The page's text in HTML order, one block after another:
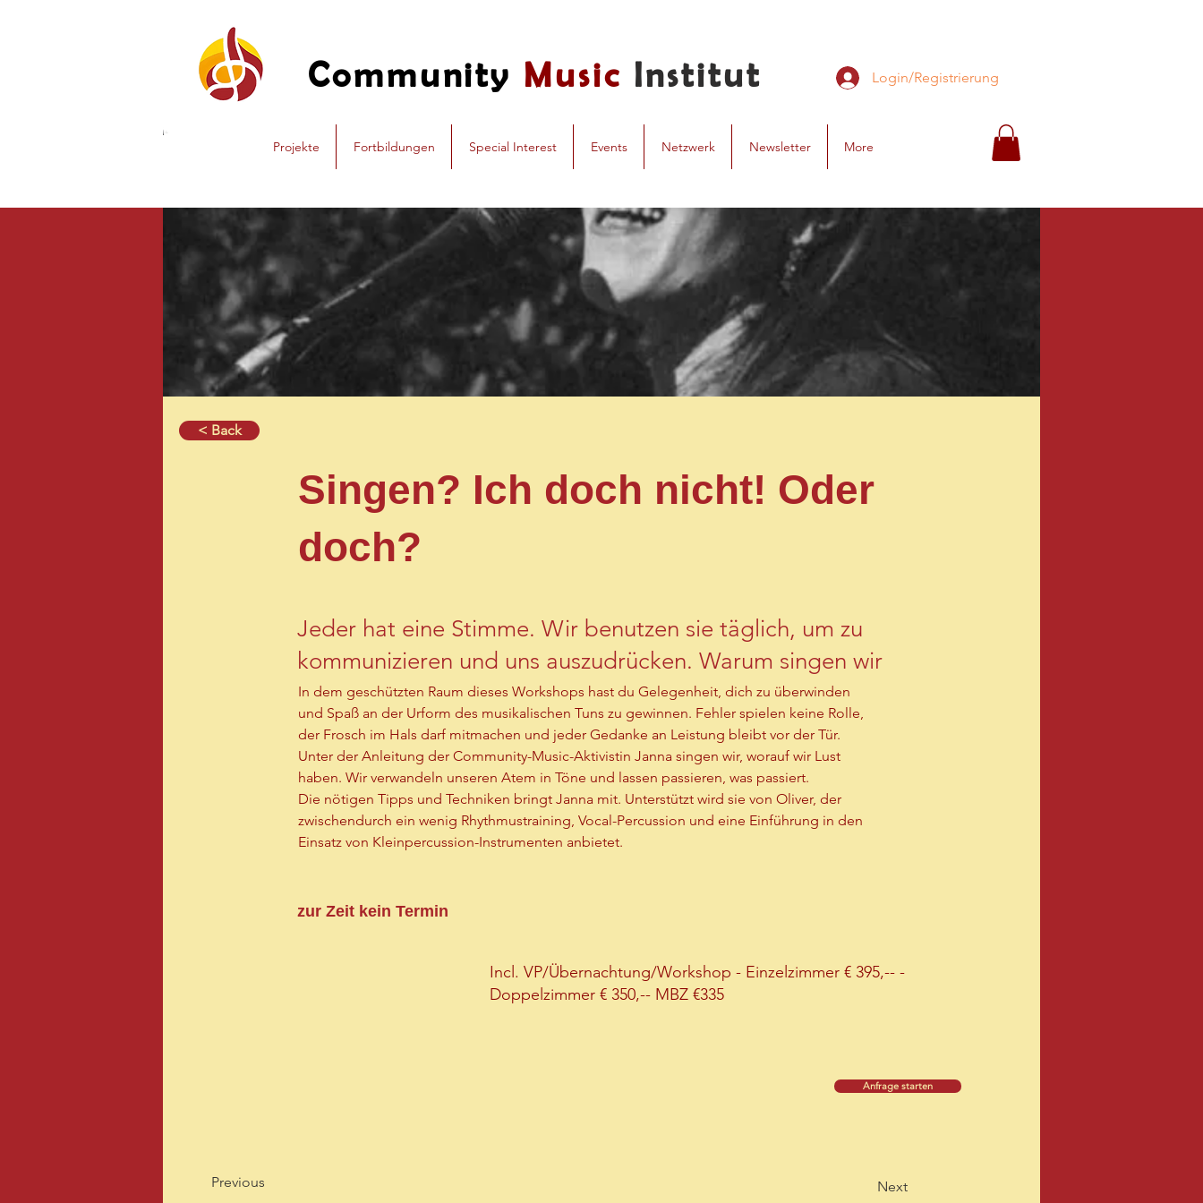
Community Music Institut Login/Registrierung
Projekte Fortbildungen Special Interest Events Netzwerk Newsletter More
< Back
Singen? Ich doch nicht! Oder
doch?
Jeder hat eine Stimme. Wir benutzen sie täglich, um zu
kommunizieren und uns auszudrücken. Warum singen wir
aber nicht (mehr), außer vielleicht unter der Dusche.
In dem geschützten Raum dieses Workshops hast du Gelegenheit, dich zu überwinden
und Spaß an der Urform des musikalischen Tuns zu gewinnen. Fehler spielen keine Rolle,
der Frosch im Hals darf mitmachen und jeder Gedanke an Leistung bleibt vor der Tür.
Unter der Anleitung der Community-Music-Aktivistin Janna singen wir, worauf wir Lust
haben. Wir verwandeln unseren Atem in Töne und lassen passieren, was passiert.
Die nötigen Tipps und Techniken bringt Janna mit. Unterstützt wird sie von Oliver, der
zwischendurch ein wenig Rhythmustraining, Vocal-Percussion und eine Einführung in den
Einsatz von Kleinpercussion-Instrumenten anbietet.
zur Zeit kein Termin
Incl. VP/Übernachtung/Workshop - Einzelzimmer € 395,-- -
Doppelzimmer € 350,-- MBZ €335
Previous
Anfrage starten
Next